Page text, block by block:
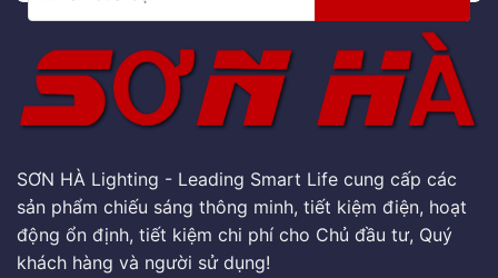
SƠN HÀ Lighting - Leading Smart Life cung cấp các
sản phẩm chiếu sáng thông minh, tiết kiệm điện, hoạt
động ổn định, tiết kiệm chi phí cho Chủ đầu tư, Quý
khách hàng và người sử dụng!